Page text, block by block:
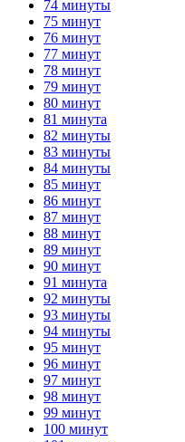
74 минуты
75 минут
76 минут
77 минут
78 минут
79 минут
80 минут
81 минута
82 минуты
83 минуты
84 минуты
85 минут
86 минут
87 минут
88 минут
89 минут
90 минут
91 минута
92 минуты
93 минуты
94 минуты
95 минут
96 минут
97 минут
98 минут
99 минут
100 минут